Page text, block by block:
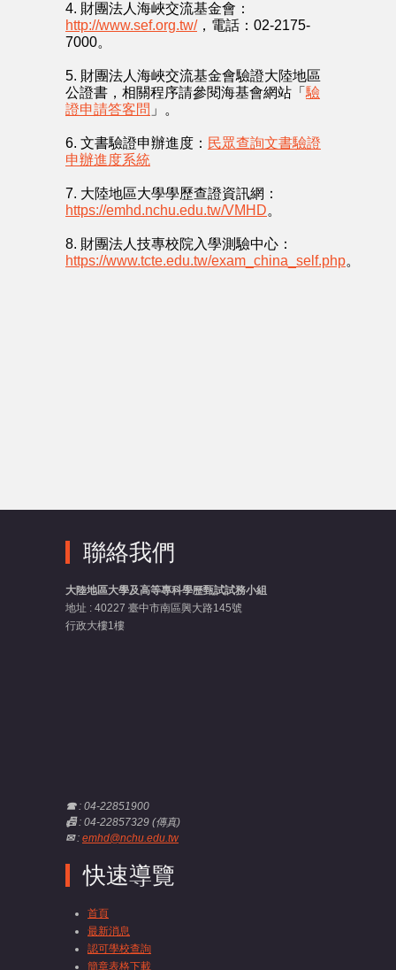
4. 財團法人海峽交流基金會：
http://www.sef.org.tw/，電話：02-2175-
7000。
5. 財團法人海峽交流基金會驗證大陸地區
公證書，相關程序請參閱海基會網站「 驗
證申請答客問 」。
6. 文書驗證申辦進度： 民眾查詢文書驗證
申辦進度系統
7. 大陸地區大學學歷查證資訊網：
https://emhd.nchu.edu.tw/VMHD。
8. 財團法人技專校院入學測驗中心：
https://www.tcte.edu.tw/exam_china_self.php。
聯絡我們
大陸地區大學及高等專科學歷甄試試務小組
地址 : 40227 臺中市南區興大路145號
行政大樓1樓
☎: 04-22851900
📠: 04-22857329 (傳真)
✉: emhd@nchu.edu.tw
快速導覽
首頁
最新消息
認可學校查詢
簡章表格下載